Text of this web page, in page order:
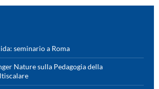
seminario a Roma
Nature sulla Pedagogia della